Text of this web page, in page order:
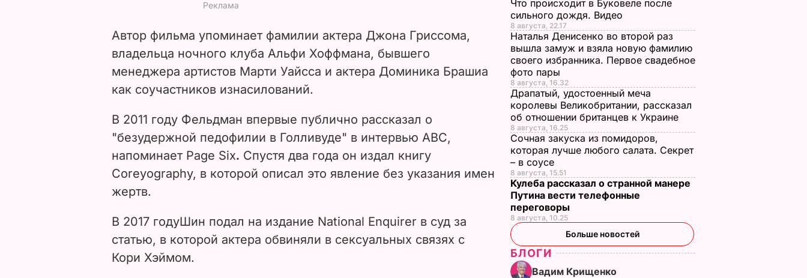
Автор фильма упоминает фамилии актера Джона Гриссома,
владельца ночного клуба Альфи Хоффмана, бывшего
менеджера артистов Марти Уайсса и актера Доминика Брашиа
как соучастников изнасилований.
В 2011 году Фельдман впервые публично рассказал о
"безудержной педофилии в Голливуде" в интервью ABC,
напоминает Page Six. Спустя два года он издал книгу
Coreyography, в которой описал это явление без указания имен
жертв.
В 2017 годуШин подал на издание National Enquirer в суд за
статью, в которой актера обвиняли в сексуальных связях с
Кори Хэймом.
Что происходит в Буковеле после
сильного дождя. Видео
8 августа, 22.17
Наталья Денисенко во второй раз
вышла замуж и взяла новую фамилию
своего избранника. Первое свадебное
фото пары
8 августа, 16.32
Драпатый, удостоенный меча
королевы Великобритании, рассказал
об отношении британцев к Украине
8 августа, 16.25
Сочная закуска из помидоров,
которая лучше любого салата. Секрет
– в соусе
8 августа, 15.51
Кулеба рассказал о странной манере
Путина вести телефонные
переговоры
8 августа, 10.25
Больше новостей
БЛОГИ
Вадим Крищенко